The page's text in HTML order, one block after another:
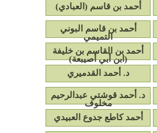
أحمد بن قاسم (العبادي)
أحمد بن قاسم البوني
التميمي
أحمد بن القاسم بن خليفة
(ابن أبي أصيبعة)
د. أحمد القدميري
د. أحمد قوشتي عبدالرحيم
مخلوف
أحمد كاطع جدوع العبيدي